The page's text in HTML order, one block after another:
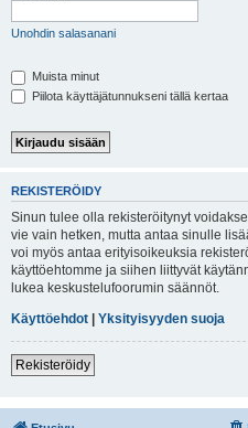
Unohdin salasanani
Muista minut
Piilota käyttäjätunnukseni tällä kertaa
REKISTERÖIDY
Sinun tulee olla rekisteröitynyt
vie vain hetken, mutta antaa sinulle
voi myös antaa erityisoikeuksia
käyttöehtomme ja siihen liittyvät
lukea keskustelufoorumin säännöt.
Käyttöehdot | Yksityisyyden suoja
Rekisteröidy